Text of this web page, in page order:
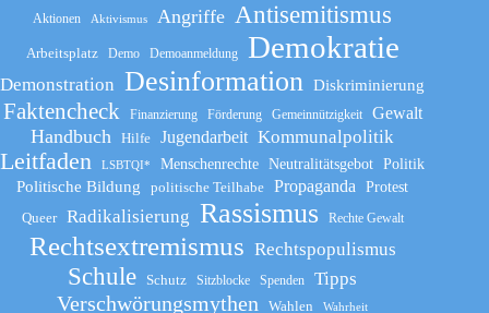
Aktionen Aktivismus Angriffe Antisemitismus
Arbeitsplatz Demo Demoanmeldung Demokratie
Demonstration Desinformation Diskriminierung
Faktencheck Finanzierung Förderung Gemeinnützigkeit Gewalt
Handbuch Hilfe Jugendarbeit Kommunalpolitik
Leitfaden LSBTQI* Menschenrechte Neutralitätsgebot Politik
Politische Bildung politische Teilhabe Propaganda
Protest
Queer
Radikalisierung Rassismus Rechte Gewalt
Rechtsextremismus Rechtspopulismus
Schule Schutz Sitzblocke Spenden Tipps
Verschwörungsmythen Wahlen Wahrheit